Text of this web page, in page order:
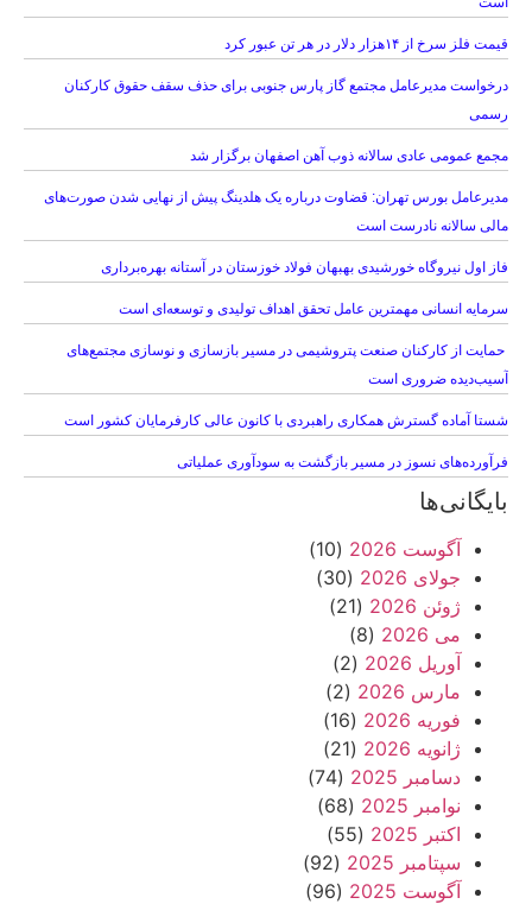
قیمت فلز سرخ از ۱۴هزار دلار در هر تن عبور کرد
درخواست مدیرعامل مجتمع گاز پارس جنوبی برای حذف سقف حقوق کارکنان
رسمی
مجمع عمومی عادی سالانه ذوب آهن اصفهان برگزار شد
مدیرعامل بورس تهران: قضاوت درباره یک هلدینگ پیش از نهایی شدن صورت‌های
مالی سالانه نادرست است
فاز اول نیروگاه خورشیدی بهبهان فولاد خوزستان در آستانه بهره‌برداری
سرمایه انسانی مهمترین عامل تحقق اهداف تولیدی و توسعه‌ای است
حمایت از کارکنان صنعت پتروشیمی در مسیر بازسازی و نوسازی مجتمع‌های
آسیب‌دیده ضروری است
شستا آماده گسترش همکاری راهبردی با کانون عالی کارفرمایان کشور است
فرآورده‌های نسوز در مسیر بازگشت به سودآوری عملیاتی
بایگانی‌ها
آگوست 2026
(10)
جولای 2026
(30)
ژوئن 2026
(21)
می 2026
(8)
آوریل 2026
(2)
مارس 2026
(2)
فوریه 2026
(16)
ژانویه 2026
(21)
دسامبر 2025
(74)
نوامبر 2025
(68)
اکتبر 2025
(55)
سپتامبر 2025
(92)
آگوست 2025
(96)